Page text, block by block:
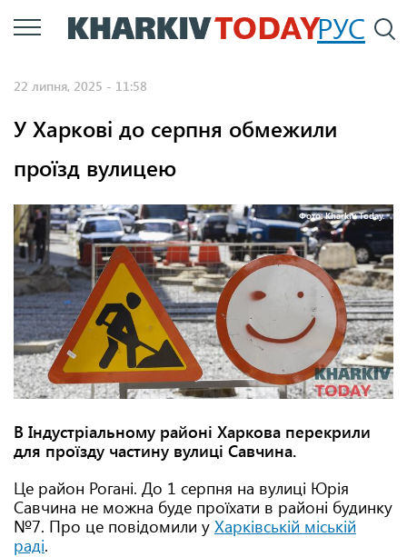
Перейти
до
РУС
22 липня, 2025 - 11:58
У Харкові до серпня обмежили
проїзд вулицею
Фото: Kharkiv Today.
В Індустріальному районі Харкова перекрили
для проїзду частину вулиці Савчина.
Це район Рогані. До 1 серпня на вулиці Юрія
Савчина не можна буде проїхати в районі будинку
№7. Про це повідомили у Харківській міській
раді.